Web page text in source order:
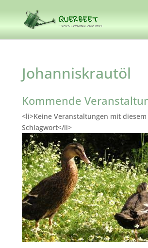
Johanniskrautöl
Kommende
<li>Keine Veranstaltungen mit diesem
Schlagwort</li>